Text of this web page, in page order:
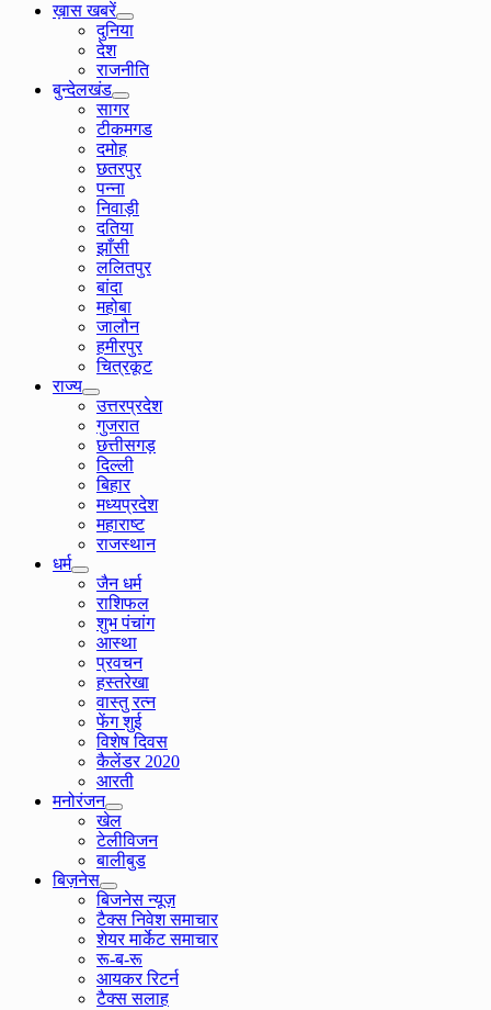
ख़ास खबरें
दुनिया
देश
राजनीति
बुन्देलखंड
सागर
टीकमगड
दमोह
छतरपुर
पन्ना
निवाड़ी
दतिया
झाँसी
ललितपुर
बांदा
महोबा
जालौन
हमीरपुर
चित्रकूट
राज्य
उत्तरप्रदेश
गुजरात
छत्तीसगड़
दिल्ली
बिहार
मध्यप्रदेश
महाराष्ट
राजस्थान
धर्म
जैन धर्म
राशिफल
शुभ पंचांग
आस्था
प्रवचन
हस्तरेखा
वास्तु रत्न
फेंग शुई
विशेष दिवस
कैलेंडर 2020
आरती
मनोरंजन
खेल
टेलीविजन
बालीबुड
बिज़नेस
बिजनेस न्यूज़
टैक्स निवेश समाचार
शेयर मार्केट समाचार
रू-ब-रू
आयकर रिटर्न
टैक्स सलाह